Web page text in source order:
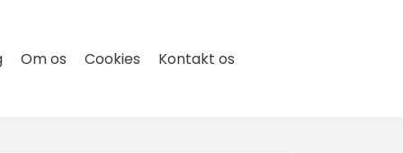
Om os Cookies Kontakt os